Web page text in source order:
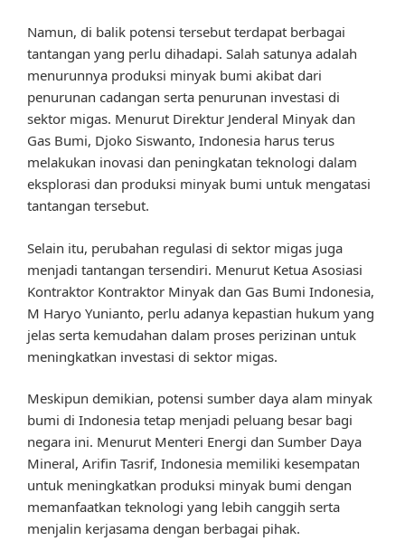
Namun, di balik potensi tersebut terdapat berbagai
tantangan yang perlu dihadapi. Salah satunya adalah
menurunnya produksi minyak bumi akibat dari
penurunan cadangan serta penurunan investasi di
sektor migas. Menurut Direktur Jenderal Minyak dan
Gas Bumi, Djoko Siswanto, Indonesia harus terus
melakukan inovasi dan peningkatan teknologi dalam
eksplorasi dan produksi minyak bumi untuk mengatasi
tantangan tersebut.
Selain itu, perubahan regulasi di sektor migas juga
menjadi tantangan tersendiri. Menurut Ketua Asosiasi
Kontraktor Kontraktor Minyak dan Gas Bumi Indonesia,
M Haryo Yunianto, perlu adanya kepastian hukum yang
jelas serta kemudahan dalam proses perizinan untuk
meningkatkan investasi di sektor migas.
Meskipun demikian, potensi sumber daya alam minyak
bumi di Indonesia tetap menjadi peluang besar bagi
negara ini. Menurut Menteri Energi dan Sumber Daya
Mineral, Arifin Tasrif, Indonesia memiliki kesempatan
untuk meningkatkan produksi minyak bumi dengan
memanfaatkan teknologi yang lebih canggih serta
menjalin kerjasama dengan berbagai pihak.